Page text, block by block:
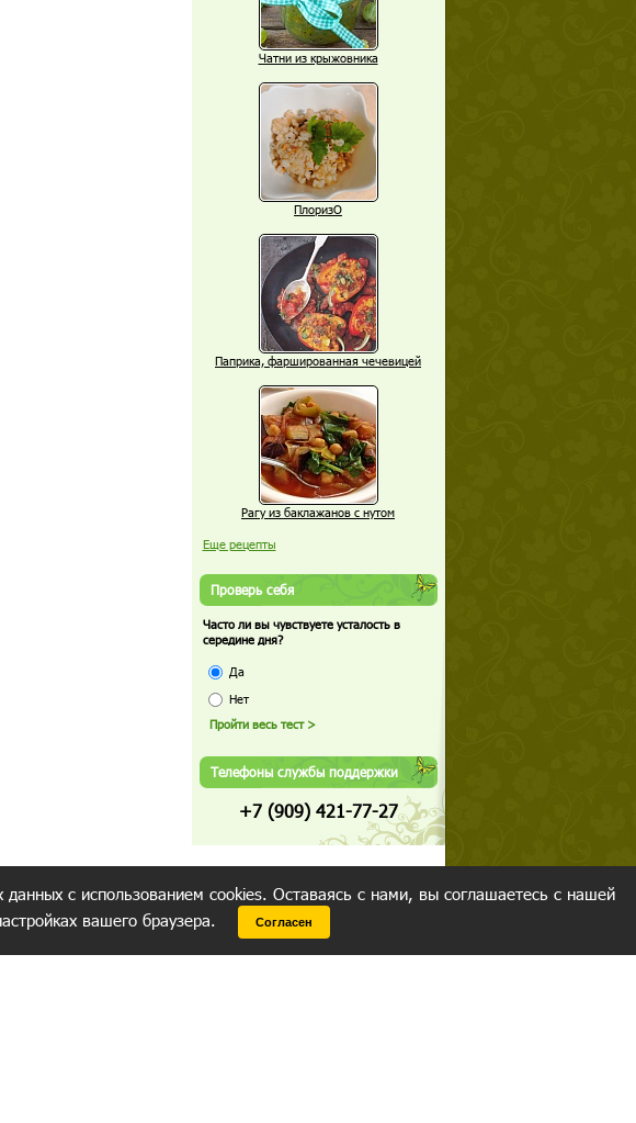
Чатни из крыжовника
ПлоризО
Паприка, фаршированная чечевицей
Рагу из баклажанов с нутом
Еще рецепты
Проверь себя
Часто ли вы чувствуете усталость в
середине дня?
Да
Нет
Телефоны службы поддержки
+7 (909) 421-77-27
данных с использованием cookies. Оставаясь с нами, вы соглашаетесь с нашей
вашего браузера. Согласен